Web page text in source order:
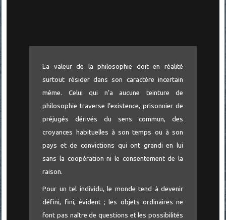
La valeur de la philosophie doit en réalité
surtout résider dans son caractère incertain
même. Celui qui n’a aucune teinture de
philosophie traverse l’existence, prisonnier de
préjugés dérivés du sens commun, des
croyances habituelles à son temps ou à son
pays et de convictions qui ont grandi en lui
sans la coopération ni le consentement de la
raison.
Pour un tel individu, le monde tend à devenir
défini, fini, évident ; les objets ordinaires ne
font pas naître de questions et les possibilités